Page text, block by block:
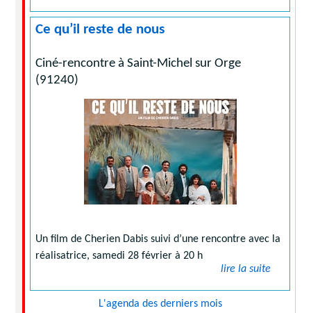
Ce qu’il reste de nous
Ciné-rencontre à Saint-Michel sur Orge
(91240)
Un film de Cherien Dabis suivi d’une rencontre avec la
réalisatrice, samedi 28 février à 20 h
lire la suite
L'agenda des derniers mois